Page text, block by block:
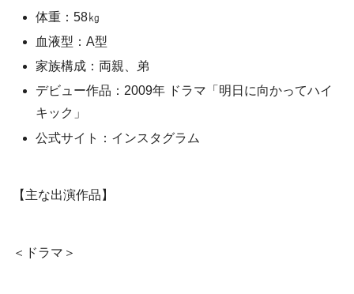
体重：58㎏
血液型：A型
家族構成：両親、弟
デビュー作品：2009年 ドラマ「明日に向かってハイ
キック」
公式サイト：インスタグラム
【主な出演作品】
＜ドラマ＞